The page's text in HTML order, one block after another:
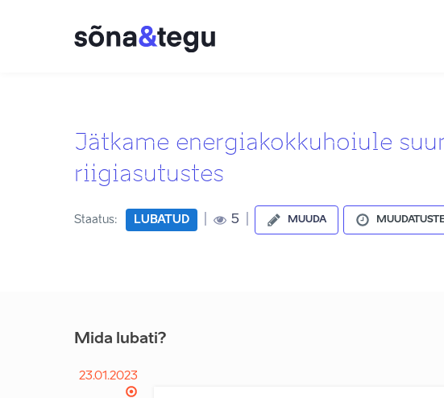
Jätkame energiakokkuhoiule
riigiasutustes
Staatus: LUBATUD 5 MUUDA
Mida lubati?
23.01.2023